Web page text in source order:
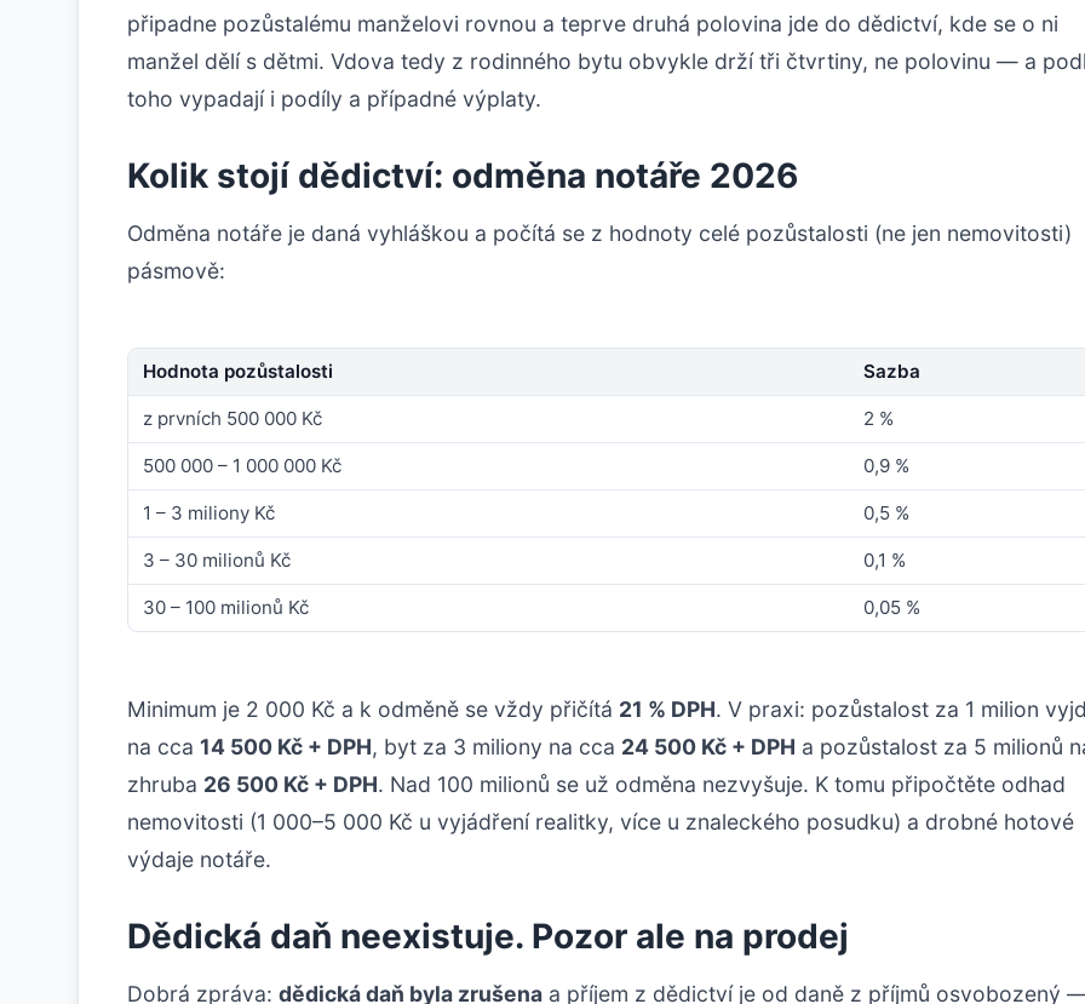
připadne pozůstalému manželovi rovnou a teprve druhá polovina jde do dědictví, kde se o ni
manžel dělí s dětmi. Vdova tedy z rodinného bytu obvykle drží tři čtvrtiny, ne polovinu — a
toho vypadají i podíly a případné výplaty.
Kolik stojí dědictví: odměna notáře 2026
Odměna notáře je daná vyhláškou a počítá se z hodnoty celé pozůstalosti (ne jen nemovitosti)
pásmově:
Hodnota pozůstalosti Sazba
z prvních 500 000 Kč 2 %
500 000 – 1 000 000 Kč 0,9 %
1 – 3 miliony Kč 0,5 %
3 – 30 milionů Kč 0,1 %
30 – 100 milionů Kč 0,05 %
Minimum je 2 000 Kč a k odměně se vždy přičítá 21 % DPH. V praxi: pozůstalost za 1 milion
na cca 14 500 Kč + DPH, byt za 3 miliony na cca 24 500 Kč + DPH a pozůstalost za 5 milionů
zhruba 26 500 Kč + DPH. Nad 100 milionů se už odměna nezvyšuje. K tomu připočtěte odhad
nemovitosti (1 000–5 000 Kč u vyjádření realitky, více u znaleckého posudku) a drobné hotové
výdaje notáře.
Dědická daň neexistuje. Pozor ale na prodej
Dobrá zpráva: dědická daň byla zrušena a příjem z dědictví je od daně z příjmů osvobozený